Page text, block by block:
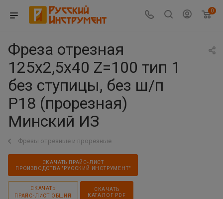
0
Фреза отрезная
125х2,5х40 Z=100 тип 1
без ступицы, без ш/п
Р18 (прорезная)
Минский ИЗ
Фрезы отрезные и прорезные
СКАЧАТЬ ПРАЙС-ЛИСТ
ПРОИЗВОДСТВА "РУССКИЙ ИНСТРУМЕНТ"
СКАЧАТЬ
ПРАЙС-ЛИСТ ОБЩИЙ
СКАЧАТЬ
КАТАЛОГ PDF